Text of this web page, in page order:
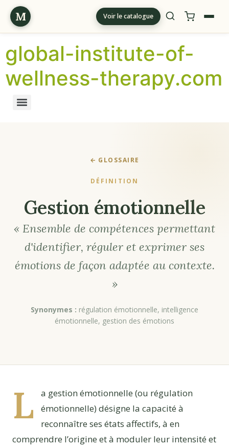
M Voir le catalogue
global-institute-of-
wellness-therapy.com
← GLOSSAIRE
DÉFINITION
Gestion émotionnelle
« Ensemble de compétences permettant
d'identifier, réguler et exprimer ses
émotions de façon adaptée au contexte.
»
Synonymes : régulation émotionnelle, intelligence
émotionnelle, gestion des émotions
L
a gestion émotionnelle (ou régulation
émotionnelle) désigne la capacité à
reconnaître ses états affectifs, à en
comprendre l’origine et à moduler leur intensité et